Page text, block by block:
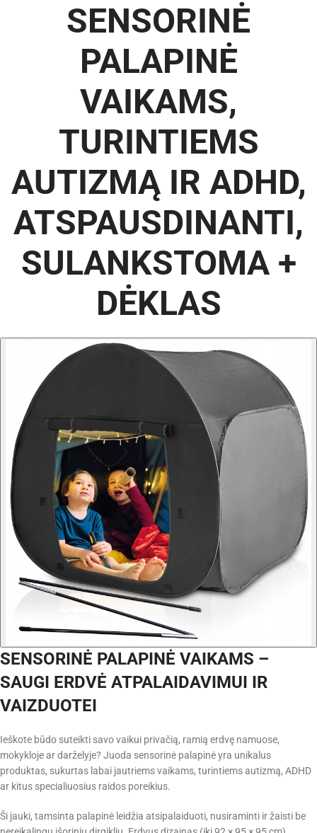
SENSORINĖ
PALAPINĖ
VAIKAMS,
TURINTIEMS
AUTIZMĄ IR ADHD,
ATSPAUSDINANTI,
SULANKSTOMA +
DĖKLAS
SENSORINĖ PALAPINĖ VAIKAMS –
SAUGI ERDVĖ ATPALAIDAVIMUI IR
VAIZDUOTEI
Ieškote būdo suteikti savo vaikui privačią, ramią erdvę namuose,
mokykloje ar darželyje? Juoda sensorinė palapinė yra unikalus
produktas, sukurtas labai jautriems vaikams, turintiems autizmą, ADHD
ar kitus specialiuosius raidos poreikius.
Ši jauki, tamsinta palapinė leidžia atsipalaiduoti, nusiraminti ir žaisti be